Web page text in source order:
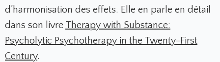
d’harmonisation des effets. Elle en parle en détail
dans son livre Therapy with Substance:
Psycholytic Psychotherapy in the Twenty-First
Century.